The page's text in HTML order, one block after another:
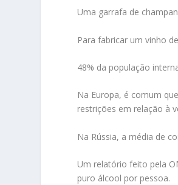
Uma garrafa de
Para fabricar um vinho
48% da população
Na Europa, é comum
restrições em relação à
Na Rússia, a média de
Um relatório feito pela
puro álcool por pessoa.